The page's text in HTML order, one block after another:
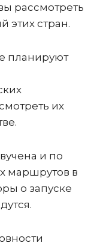
рассмотреть
этих стран.
планируют
их
и по
маршрутов в
о запуске